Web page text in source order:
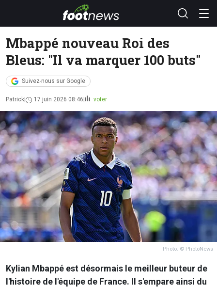
Mbappé nouveau Roi des
Bleus: "Il va marquer 100 buts"
Suivez-nous sur Google
Patrick 17 juin 2026 08:46 voter
Photo: © PhotoNews
Kylian Mbappé est désormais le meilleur buteur de
l'histoire de l'équipe de France. Il s'empare ainsi du